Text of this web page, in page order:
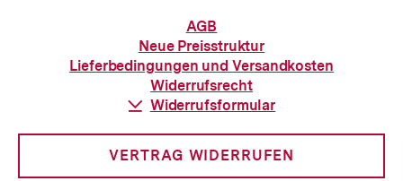
Informationen
zur
Bestellung
AGB
Neue Preisstruktur
Lieferbedingungen und Versandkosten
Widerrufsrecht
Download-
Widerrufsformular
VERTRAG WIDERRUFEN